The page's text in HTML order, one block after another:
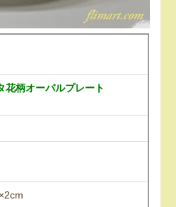
花柄オーバルプレート